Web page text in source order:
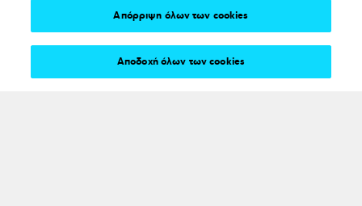
Clusters
Όροι χρήσης
Πολιτική Cookies
GDPR – theegg.gr
Απόρριψη όλων των cookies
Αποδοχή όλων των cookies